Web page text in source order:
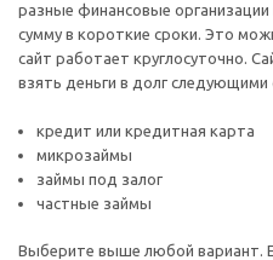
разные финансовые
сумму в короткие сроки. Это
сайт работает круглосуточно.
взять деньги в долг следующими
кредит или кредитная карта
микрозаймы
займы под залог
частные займы
Выберите выше любой вариант.